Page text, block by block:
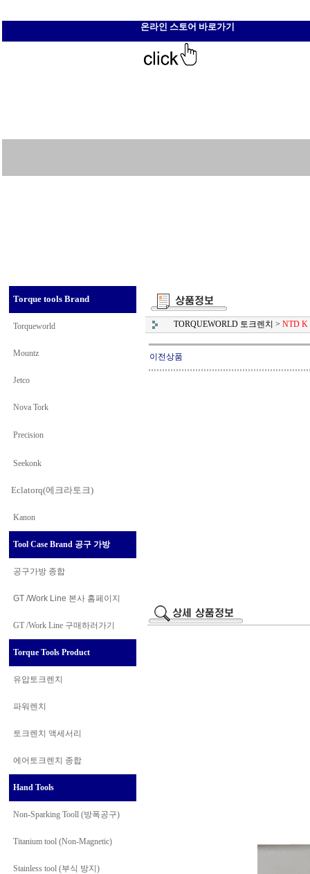
온라인 스토어 바로가기
Torque tools Brand
Torqueworld
Mountz
Jetco
Nova Tork
Precision
Seekonk
Eclatorq(에크라토크)
Kanon
Tool Case Brand 공구 가방
공구가방 종합
GT /Work Line 본사 홈페이지
GT /Work Line 구매하러가기
Torque Tools Product
유압토크렌치
파워렌치
토크렌치 액세서리
에어토크렌치 종합
Hand Tools
Non-Sparking Tooll (방폭공구)
Titanium tool (Non-Magnetic)
Stainless tool (부식 방지)
TORQUEWORLD 토크렌치 > NTD K
이전상품